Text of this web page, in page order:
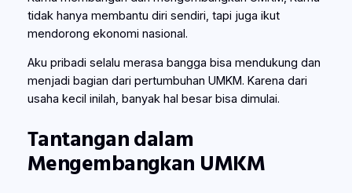
tidak hanya membantu diri sendiri, tapi juga ikut
mendorong ekonomi nasional.
Aku pribadi selalu merasa bangga bisa mendukung dan
menjadi bagian dari pertumbuhan UMKM. Karena dari
usaha kecil inilah, banyak hal besar bisa dimulai.
Tantangan dalam
Mengembangkan UMKM